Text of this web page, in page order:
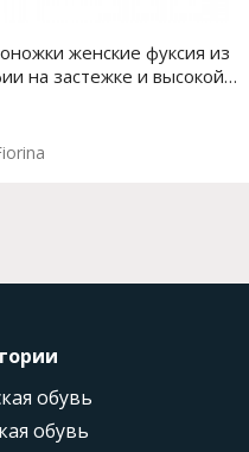
женские фуксия из
на застежке и высокой
обувь
обувь